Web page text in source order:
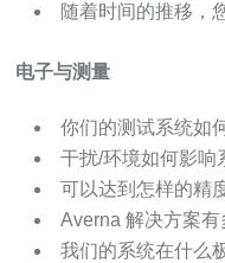
随着时间的推移，
电子与测量
你们的测试系统如
干扰/环境如何影响
可以达到怎样的精
Averna 解决方案有
我们的系统在什么